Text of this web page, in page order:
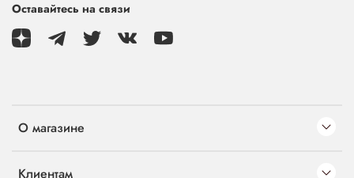
О магазине
Клиентам
Оставайтесь на связи